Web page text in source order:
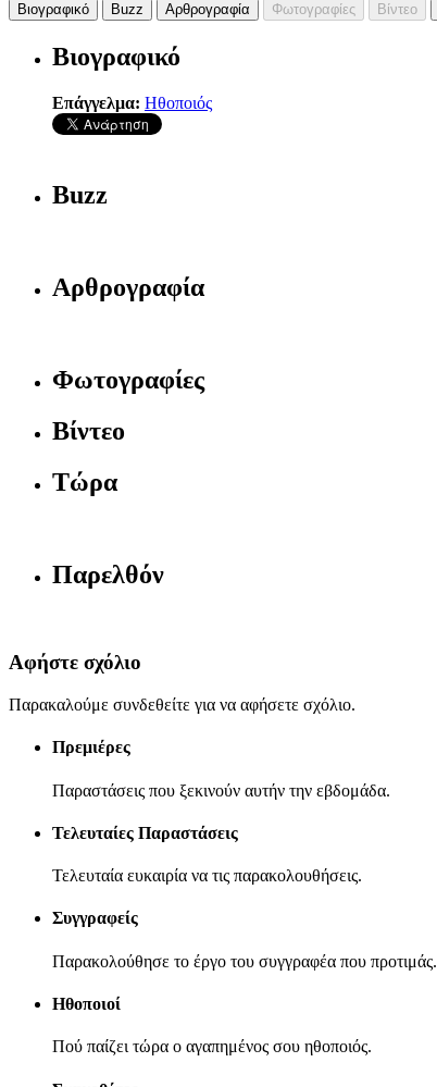
Βιογραφικό Buzz Αρθρογραφία Φωτογραφίες Βίντεο
Βιογραφικό
Επάγγελμα: Ηθοποιός
Buzz
Αρθρογραφία
Φωτογραφίες
Βίντεο
Τώρα
Παρελθόν
Αφήστε σχόλιο
Παρακαλούμε συνδεθείτε για να αφήσετε σχόλιο.
Πρεμιέρες
Παραστάσεις που ξεκινούν αυτήν την εβδομάδα.
Τελευταίες Παραστάσεις
Τελευταία ευκαιρία να τις παρακολουθήσεις.
Συγγραφείς
Παρακολούθησε το έργο του συγγραφέα που προτιμάς.
Ηθοποιοί
Πού παίζει τώρα ο αγαπημένος σου ηθοποιός.